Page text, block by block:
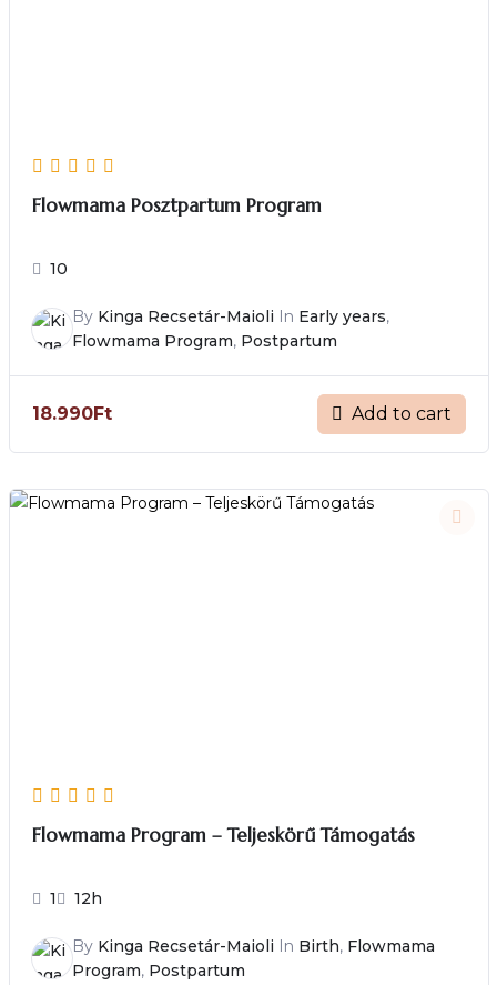
Flowmama Posztpartum Program
10
By Kinga Recsetár-Maioli In Early years,
Flowmama Program, Postpartum
18.990Ft Add to cart
Flowmama Program – Teljeskörű Támogatás
1 12h
By Kinga Recsetár-Maioli In Birth, Flowmama
Program, Postpartum